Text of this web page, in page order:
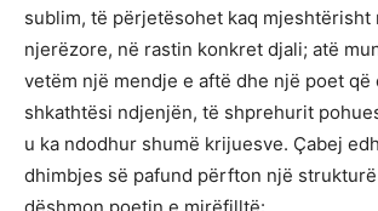
sublim, të përjetësohet kaq mjeshtërisht
njerëzore, në rastin konkret djali; atë
vetëm një mendje e aftë dhe një poet që
shkathtësi ndjenjën, të shprehurit
u ka ndodhur shumë krijuesve. Çabej
dhimbjes së pafund përfton një